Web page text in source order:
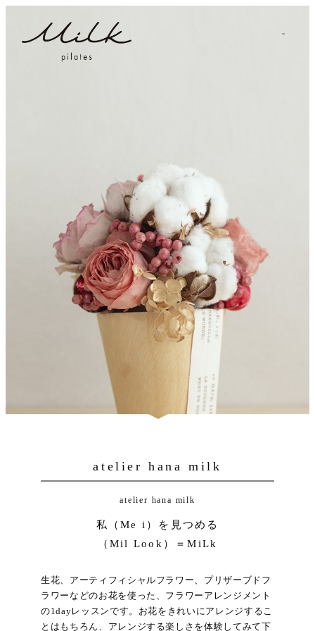
atelier hana milk
atelier hana milk
私（Me i）を見つめる
（Mil Look）＝MiLk
生花、アーティフィシャルフラワー、プリザーブドフ
ラワーなどのお花を使った、フラワーアレンジメント
の1dayレッスンです。お花をきれいにアレンジするこ
とはもちろん、アレンジする楽しさを体験してみて下